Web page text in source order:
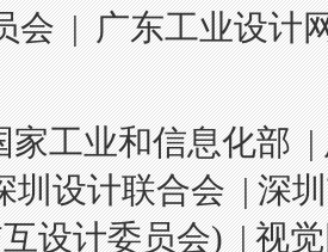
会|广东工业设计
家工业和信息化部|
圳设计联合会|深
设计委员会)|视